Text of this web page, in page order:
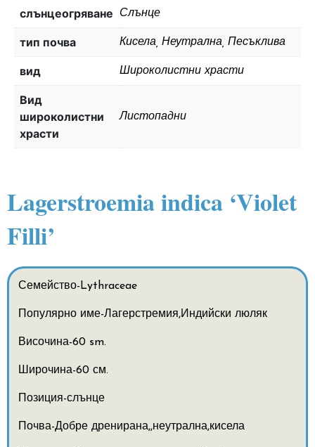
слънцеогряване Слънце
тип почва Кисела, Неутрална, Песъклива
вид Широколистни храсти
Вид
широколистни
храсти
Листопадни
Lagerstroemia indica ‘Violet
Filli’
Семейство-Lythraceae
Популярно име-Лагерстремия,Индийски люляк
Височина-60 sm.
Широчина-60 см.
Позиция-слънце
Почва-Добре дренирана,,неутрална,кисела